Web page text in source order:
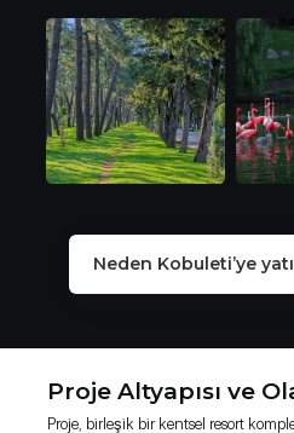
Neden Kobuleti’ye
yapmalısınız?
Kobuleti, büyüyen turizm sektörü ve
AB HEDEFLERI
Forbes ve Airbnb’ye
Neden Kobuleti
yatırım
Neden Kobuleti
Neden Kobuleti’ye
Proje, birleşik bir kentsel resort
Proje Altyapısı ve